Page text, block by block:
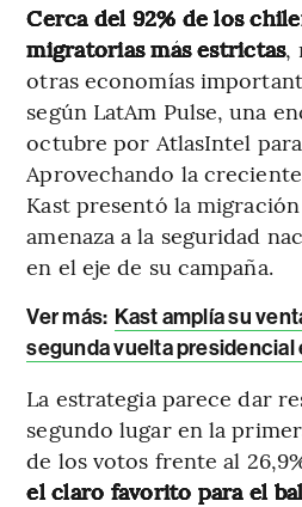
Cerca del 92% de los
migratorias más estrictas,
otras economías
según LatAm Pulse, una
octubre por AtlasIntel para
Aprovechando la
Kast presentó la
amenaza a la seguridad
en el eje de su campaña.
Ver más: Kast amplía su
segunda vuelta presidencial
La estrategia parece dar
segundo lugar en la
de los votos frente al
el claro favorito para el